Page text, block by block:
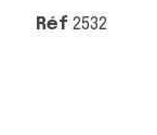
Réf 2532